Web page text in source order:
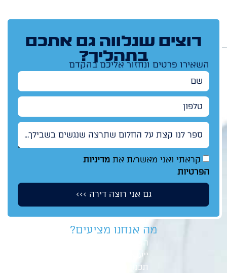
רוצים שנלווה גם אתכם
בתהליך?
השאירו פרטים ונחזור אליכם בהקדם
שם
טלפון
ספר לנו קצת על החלום שתרצה שנגשים בשבילך...
קראתי ואני מאשר/ת את מדיניות
הפרטיות
גם אני רוצה דירה >>>
מה אנחנו מציעים?
השקעות נדל"ן
ייעוץ משכנתא
תכנון פיננסי